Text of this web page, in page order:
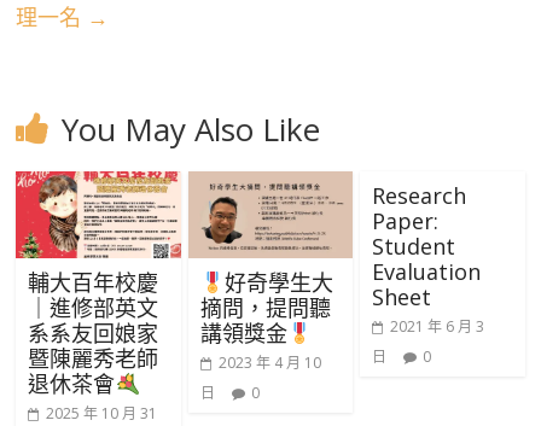
理一名 →
You May Also Like
輔大百年校慶
｜進修部英文
系系友回娘家
暨陳麗秀老師
退休茶會
2025 年 10 月 31
好奇學生大
摘問，提問聽
講領獎金
2023 年 4 月 10
日
0
Research
Paper:
Student
Evaluation
Sheet
2021 年 6 月 3
日
0